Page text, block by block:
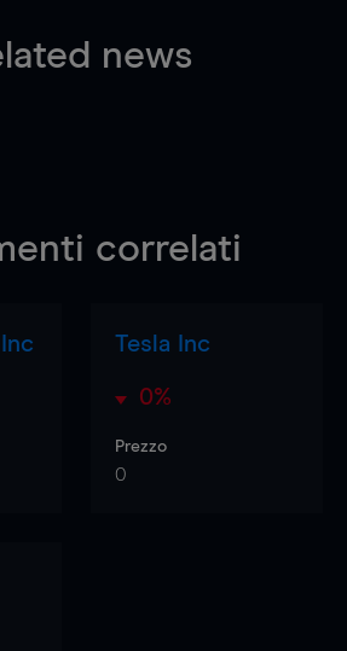
news
correlati
Tesla Inc
0%
Prezzo
0